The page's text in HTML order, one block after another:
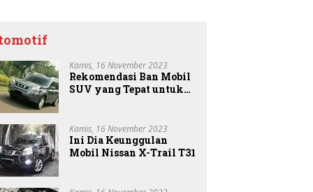
Kamis, 16 November 2023
Rekomendasi Ban Mobil
SUV yang Tepat untuk
Kamis, 16 November 2023
Ini Dia Keunggulan
Mobil Nissan X-Trail T31